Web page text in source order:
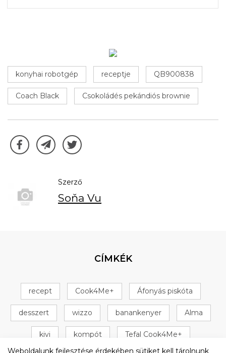
konyhai robotgép receptje QB900838
Coach Black Csokoládés pekándiós brownie
Szerző
Soňa Vu
CÍMKÉK
recept Cook4Me+ Áfonyás piskóta
desszert wizzo banankenyer Alma
kivi kompót Tefal Cook4Me+
Weboldalunk fejlesztése érdekében sütiket kell tárolnunk